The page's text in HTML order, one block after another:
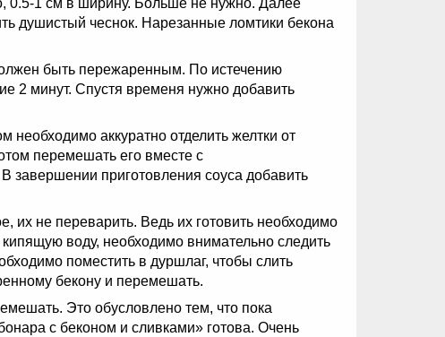
0.5-1 см в ширину. Больше не нужно. Далее
душистый чеснок. Нарезанные ломтики бекона
быть пережаренным. По истечению
2 минут. Спустя временя нужно добавить
аккуратно отделить желтки от
перемешать его вместе с
приготовления соуса добавить
их не переварить. Ведь их готовить необходимо
воду, необходимо внимательно следить
поместить в дуршлаг, чтобы слить
бекону и перемешать.
Это обусловлено тем, что пока
с беконом и сливками» готова. Очень